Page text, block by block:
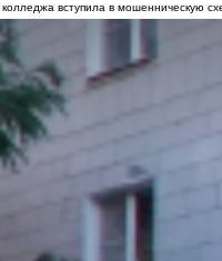
вступила в мошенническую